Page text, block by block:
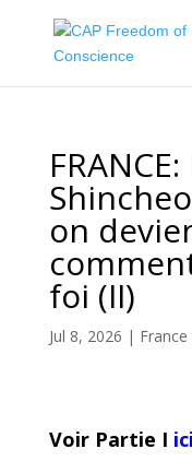
on
foi (II)
Jul 8, 2026 | France
Voir Partie I ici